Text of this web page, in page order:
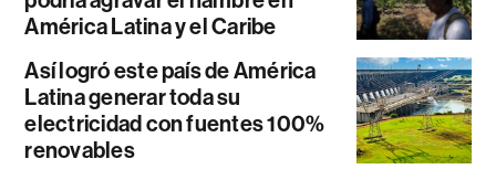
América Latina y el Caribe
Así logró este país de América
Latina generar toda su
electricidad con fuentes 100%
renovables